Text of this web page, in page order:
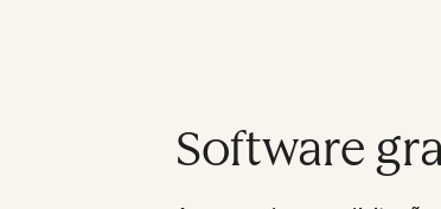
Software